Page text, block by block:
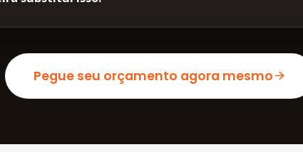
Pegue seu orçamento agora mesmo